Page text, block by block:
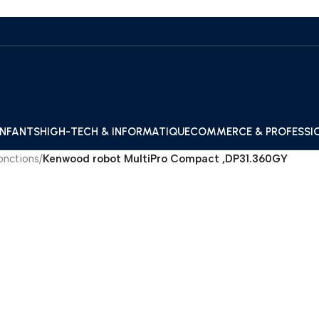
HIGH-TECH & INFORMATIQUECOMMERCE &
/Kenwood robot MultiPro Compact ,DP31.360GY